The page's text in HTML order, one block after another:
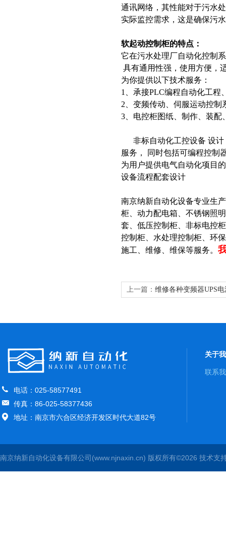
通讯网络，其性能对于污水
实际监控需求，这是确保污
软起动控制柜的特点：
它在污水处理厂自动化控制
具有通用性强，使用方便，
为你提供以下技术服务：
1、承接PLC编程自动化工程
2、变频传动、伺服运动控制
3、电控柜图纸、制作、装配
非标自动化工控设备 设计
服务， 同时包括可编程控制
为用户提供电气自动化项目
设备流程配套设计
南京纳新自动化设备专业生
柜、动力配电箱、不锈钢照
套、低压控制柜、非标电控
控制柜、水处理控制柜、环
施工、维修、维保等服务。
上一篇： 维修各种变频器UPS
电话：025-58577491
传真：86-025-58377436
地址：南京市六合区经济开发区时代大道82号
关于
联系
南京纳新自动化设备有限公司(www.njnaxin.cn) 版权所有©2026 技术支